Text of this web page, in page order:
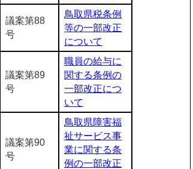
議案第88
号
鳥取県税条例
等の一部改正
について
議案第89
号
職員の給与に
関する条例の
一部改正につ
いて
議案第90
号
鳥取県障害福
祉サービス事
業に関する条
例の一部改正